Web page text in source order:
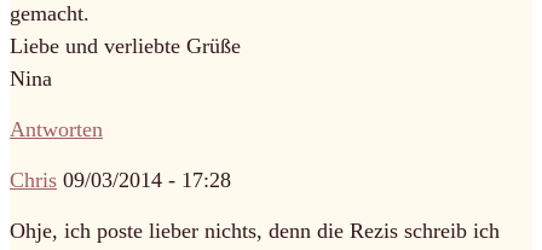
gemacht.
Liebe und verliebte Grüße
Nina
Antworten
Chris 09/03/2014 - 17:28
Ohje, ich poste lieber nichts, denn die Rezis schreib ich